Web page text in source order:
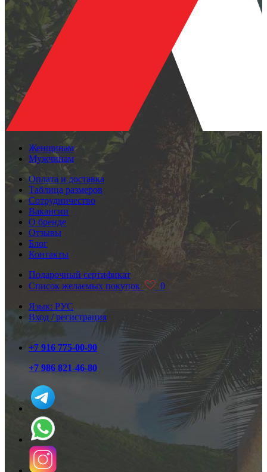
Женщинам
Мужчинам
Оплата и доставка
Таблица размеров
Сотрудничество
Вакансии
О бренде
Отзывы
Блог
Контакты
Подарочный сертификат
Список желаемых покупок
0
Язык: РУС
Вход / регистрация
+7 916 775-00-90
+7 986 821-46-80